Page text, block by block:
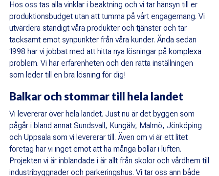
Hos oss tas alla vinklar i beaktning och vi tar hänsyn till er
produktionsbudget utan att tumma på vårt engagemang. Vi
utvärdera ständigt våra produkter och tjänster och tar
tacksamt emot synpunkter från våra kunder. Ända sedan
1998 har vi jobbat med att hitta nya lösningar på komplexa
problem. Vi har erfarenheten och den rätta inställningen
som leder till en bra lösning för dig!
Balkar och stommar till hela landet
Vi levererar över hela landet. Just nu är det byggen som
pågår i bland annat Sundsvall, Kungälv, Malmö, Jönköping
och Uppsala som vi levererar till. Även om vi är ett litet
företag har vi inget emot att ha många bollar i luften.
Projekten vi är inblandade i är allt från skolor och vårdhem till
industribyggnader och parkeringshus. Vi tar oss ann både